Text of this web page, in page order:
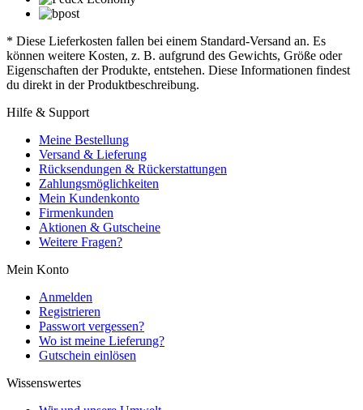
* Diese Lieferkosten fallen bei einem Standard-Versand an. Es
können weitere Kosten, z. B. aufgrund des Gewichts, Größe oder
Eigenschaften der Produkte, entstehen. Diese Informationen findest
du direkt in der Produktbeschreibung.
Hilfe & Support
Meine Bestellung
Versand & Lieferung
Rücksendungen & Rückerstattungen
Zahlungsmöglichkeiten
Mein Kundenkonto
Firmenkunden
Aktionen & Gutscheine
Weitere Fragen?
Mein Konto
Anmelden
Registrieren
Passwort vergessen?
Wo ist meine Lieferung?
Gutschein einlösen
Wissenswertes